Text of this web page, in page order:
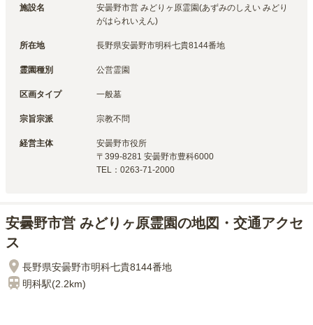
施設名
安曇野市営 みどりヶ原霊園(あずみのしえい みどり
がはられいえん)
所在地 長野県安曇野市明科七貴8144番地
霊園種別 公営霊園
区画タイプ 一般墓
宗旨宗派 宗教不問
経営主体 安曇野市役所
〒 399-8281 安曇野市豊科6000
TEL： 0263-71-2000
安曇野市営 みどりヶ原霊園の地図・交通アクセ
ス
長野県安曇野市明科七貴8144番地
明科駅(2.2km)